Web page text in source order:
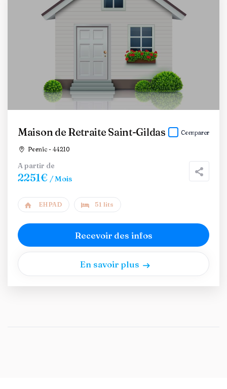
Maison de Retraite Saint-Gildas
Pornic - 44210
Comparer
A partir de
2251€ / Mois
EHPAD 51 lits
Recevoir des infos
En savoir plus